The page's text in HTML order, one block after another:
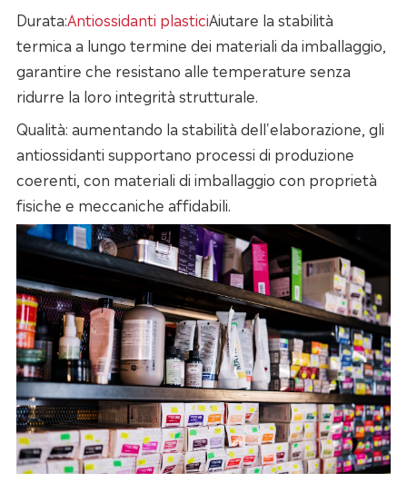
Durata:Antiossidanti plasticiAiutare la stabilità
termica a lungo termine dei materiali da imballaggio,
garantire che resistano alle temperature senza
ridurre la loro integrità strutturale.
Qualità: aumentando la stabilità dell'elaborazione, gli
antiossidanti supportano processi di produzione
coerenti, con materiali di imballaggio con proprietà
fisiche e meccaniche affidabili.